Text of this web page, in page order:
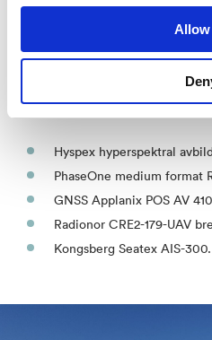
regelmessige flygninger fra
Stasjon Nord på Grønland.
Nåværende nyttelast
Hyspex hyperspektral
PhaseOne medium format
GNSS Applanix POS AV
Radionor CRE2-179-UAV
Kongsberg Seatex AIS-300.